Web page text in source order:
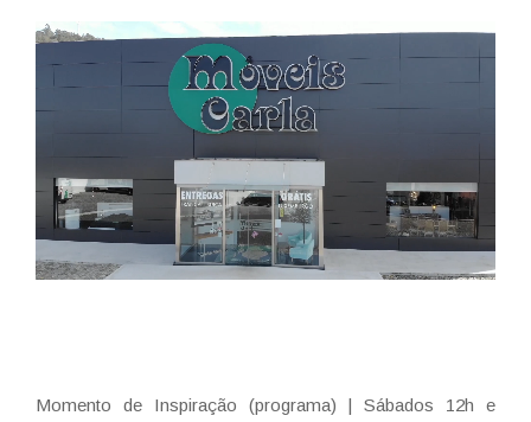
Momento de Inspiração (programa) | Sábados 12h e